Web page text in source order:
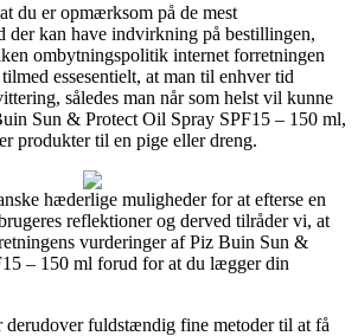
du er opmærksom på de mest
der kan have indvirkning på bestillingen,
ombytningspolitik internet forretningen
essesentielt, at man til enhver tid
således man når som helst vil kunne
Sun & Protect Oil Spray SPF15 – 150 ml,
produkter til en pige eller dreng.
hæderlige muligheder for at efterse en
reflektioner og derved tilråder vi, at
vurderinger af Piz Buin Sun &
– 150 ml forud for at du lægger din
derudover fuldstændig fine metoder til at få